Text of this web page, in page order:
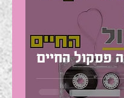
פסקול החיים